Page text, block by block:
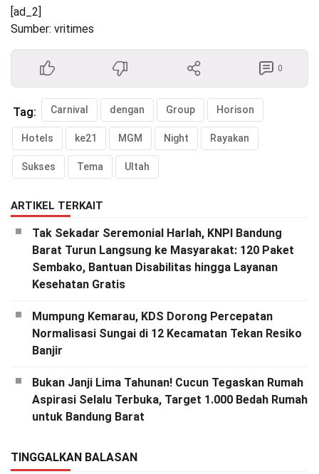
[ad_2]
Sumber: vritimes
0
Tag: Carnival dengan Group Horison
Hotels ke21 MGM Night Rayakan
Sukses Tema Ultah
ARTIKEL TERKAIT
Tak Sekadar Seremonial Harlah, KNPI Bandung
Barat Turun Langsung ke Masyarakat: 120 Paket
Sembako, Bantuan Disabilitas hingga Layanan
Kesehatan Gratis
Mumpung Kemarau, KDS Dorong Percepatan
Normalisasi Sungai di 12 Kecamatan Tekan Resiko
Banjir
Bukan Janji Lima Tahunan! Cucun Tegaskan Rumah
Aspirasi Selalu Terbuka, Target 1.000 Bedah Rumah
untuk Bandung Barat
TINGGALKAN BALASAN